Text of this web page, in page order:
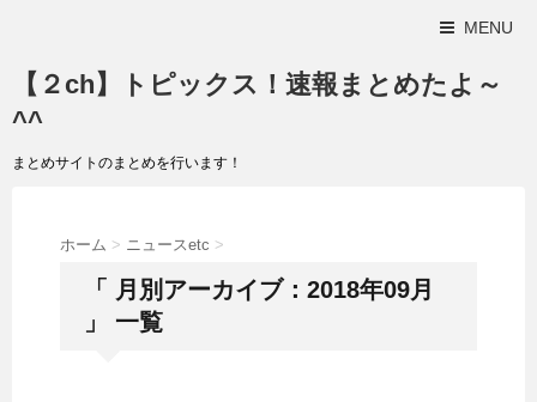
MENU
【２ch】トピックス！速報まとめたよ～
^^
まとめサイトのまとめを行います！
ホーム > ニュースetc >
「 月別アーカイブ：2018年09月
」 一覧